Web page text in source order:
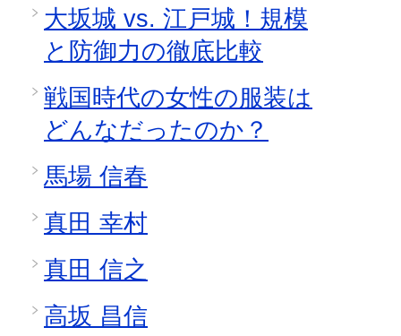
大坂城 vs. 江戸城！規模
と防御力の徹底比較
戦国時代の女性の服装は
どんなだったのか？
馬場 信春
真田 幸村
真田 信之
高坂 昌信